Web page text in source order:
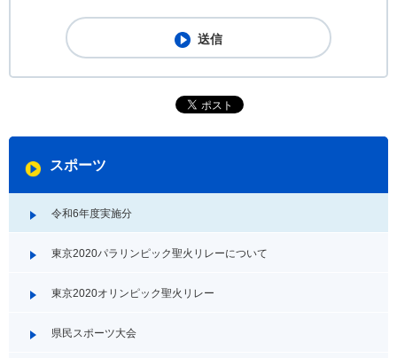
スポーツ
令和6年度実施分
東京2020パラリンピック聖火リレーについて
東京2020オリンピック聖火リレー
県民スポーツ大会